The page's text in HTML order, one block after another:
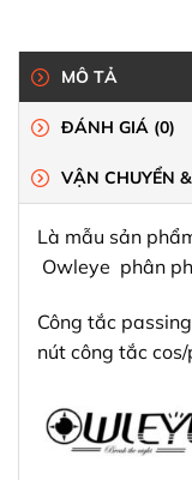
MÔ TẢ
ĐÁNH GIÁ (0)
VẬN CHUYỂN
Là mẫu sản
Owleye phân
Công tắc
nút công tắc